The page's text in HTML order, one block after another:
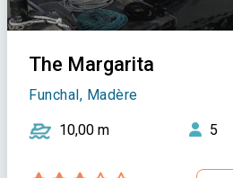
The Margarita
Funchal, Madère
10,00 m 5